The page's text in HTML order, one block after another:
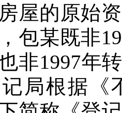
屋的原始
包某既非
非1997年
局根据《